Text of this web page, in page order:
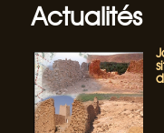
Actualités